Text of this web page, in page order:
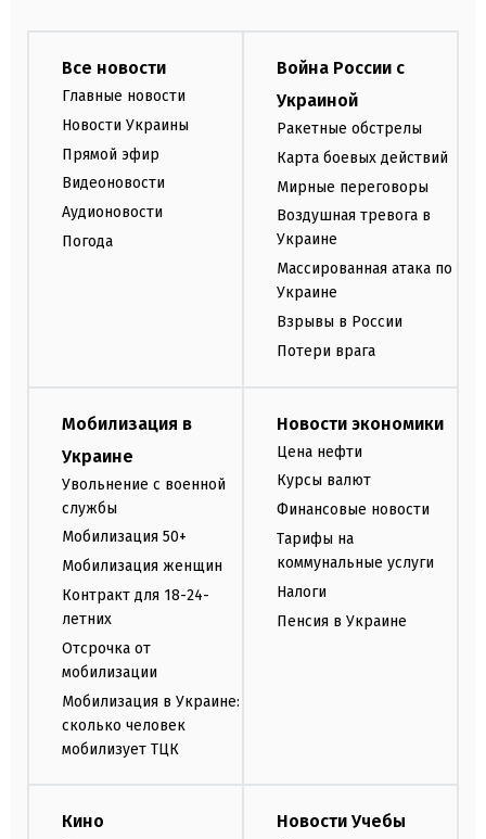
Все новости
Главные новости
Новости Украины
Прямой эфир
Видеоновости
Аудионовости
Погода
Война России с
Украиной
Ракетные обстрелы
Карта боевых действий
Мирные переговоры
Воздушная тревога в
Украине
Массированная атака по
Украине
Взрывы в России
Потери врага
Мобилизация в
Украине
Увольнение с военной
службы
Мобилизация 50+
Мобилизация женщин
Контракт для 18-24-
летних
Отсрочка от
мобилизации
Мобилизация в Украине:
сколько человек
мобилизует ТЦК
Новости экономики
Цена нефти
Курсы валют
Финансовые новости
Тарифы на
коммунальные услуги
Налоги
Пенсия в Украине
Кино Новости Учебы